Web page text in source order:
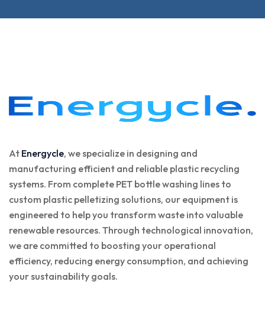
At Energycle, we specialize in designing and
manufacturing efficient and reliable plastic recycling
systems. From complete PET bottle washing lines to
custom plastic pelletizing solutions, our equipment is
engineered to help you transform waste into valuable
renewable resources. Through technological innovation,
we are committed to boosting your operational
efficiency, reducing energy consumption, and achieving
your sustainability goals.